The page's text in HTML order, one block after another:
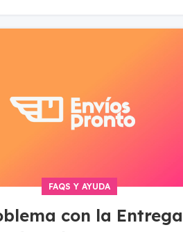
FAQS Y AYUDA
con la Entrega